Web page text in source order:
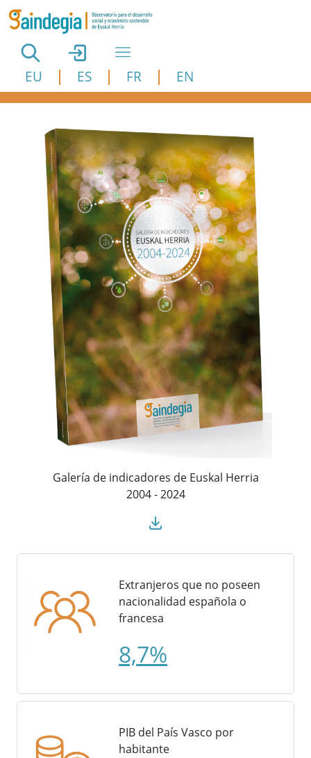
Pasar al contenido principal
EU ES FR EN
Galería de indicadores de Euskal Herria
2004 - 2024
Extranjeros que no poseen
nacionalidad española o
francesa
8,7%
PIB del País Vasco por
habitante